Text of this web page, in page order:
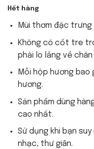
Hết hàng
Mùi thơm đặc trưng
Không có cốt tre
phải lo lắng về chân
Mỗi hộp hương bao
hương.
Sản phẩm dùng
cao nhất.
Sử dụng khi bạn
nhạc, thư giãn.